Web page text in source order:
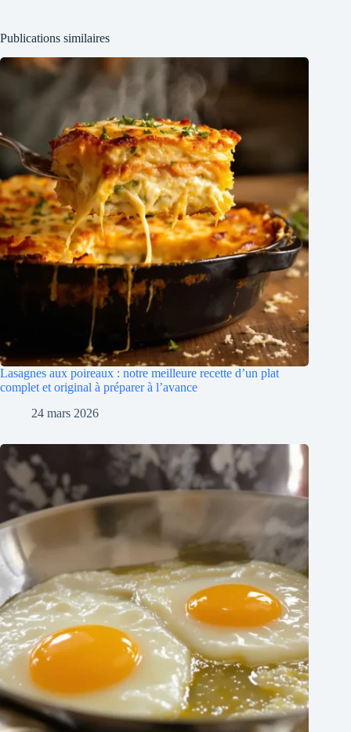
Publications similaires
Lasagnes aux poireaux : notre meilleure recette d’un plat
complet et original à préparer à l’avance
24 mars 2026